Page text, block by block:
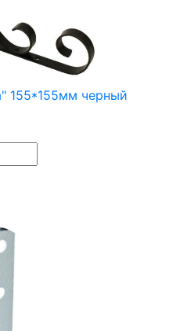
155*155мм черный